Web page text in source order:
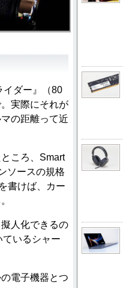
イダー』（80
実際にそれが
の距離って近
ころ、Smart
ソースの規格
書けば、カー
人化できるの
いるシャー
電子機器とつ